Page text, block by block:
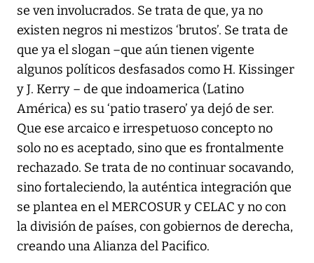
se ven involucrados. Se trata de que, ya no
existen negros ni mestizos ‘brutos’. Se trata de
que ya el slogan –que aún tienen vigente
algunos políticos desfasados como H. Kissinger
y J. Kerry – de que indoamerica (Latino
América) es su ‘patio trasero’ ya dejó de ser.
Que ese arcaico e irrespetuoso concepto no
solo no es aceptado, sino que es frontalmente
rechazado. Se trata de no continuar socavando,
sino fortaleciendo, la auténtica integración que
se plantea en el MERCOSUR y CELAC y no con
la división de países, con gobiernos de derecha,
creando una Alianza del Pacifico.